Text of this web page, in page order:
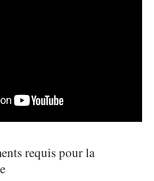
requis pour la